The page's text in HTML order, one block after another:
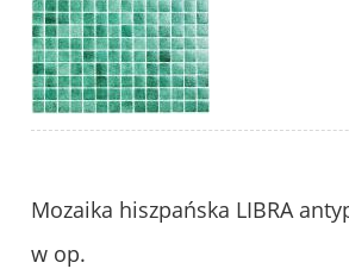
Mozaika hiszpańska LIBRA
w op.